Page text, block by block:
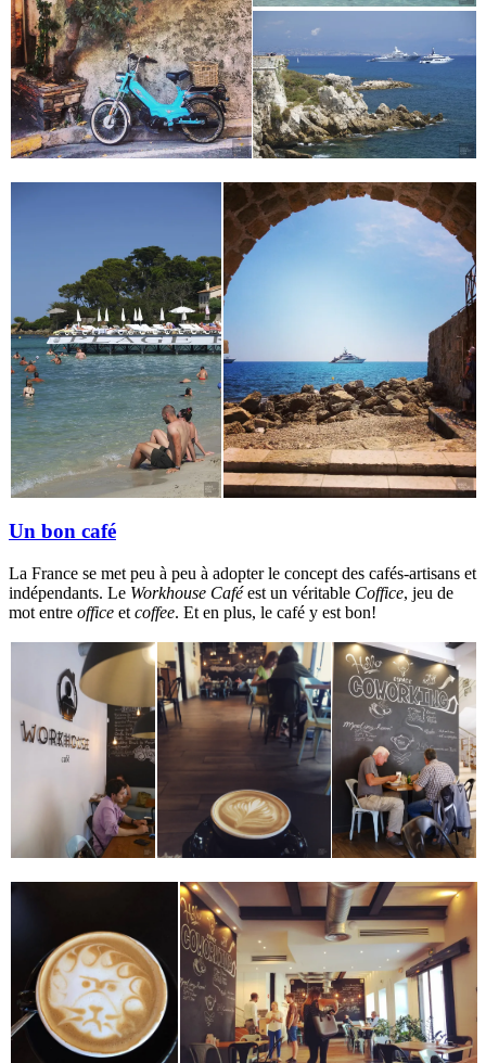
Un bon café
La France se met peu à peu à adopter le concept des cafés-artisans et
indépendants. Le Workhouse Caféest un véritable Coffice, jeu de
mot entre office et coffee. Et en plus, le café y est bon!